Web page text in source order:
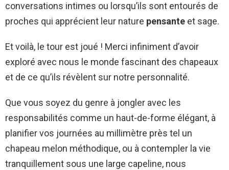
conversations intimes ou lorsqu’ils sont entourés de
proches qui apprécient leur nature pensante et sage.
Et voilà, le tour est joué ! Merci infiniment d’avoir
exploré avec nous le monde fascinant des chapeaux
et de ce qu’ils révèlent sur notre personnalité.
Que vous soyez du genre à jongler avec les
responsabilités comme un haut-de-forme élégant, à
planifier vos journées au millimètre près tel un
chapeau melon méthodique, ou à contempler la vie
tranquillement sous une large capeline, nous